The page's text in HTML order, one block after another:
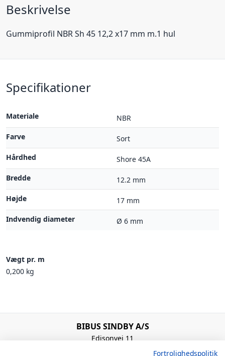
Beskrivelse
Gummiprofil NBR Sh 45 12,2 x17 mm m.1 hul
Specifikationer
Materiale
NBR
Farve
Sort
Hårdhed
Shore 45A
Bredde
12.2 mm
Højde
17 mm
Indvendig diameter
Ø 6 mm
Vægt pr. m
0,200 kg
BIBUS SINDBY A/S
Edisonvej 11
Fortrolighedspolitik